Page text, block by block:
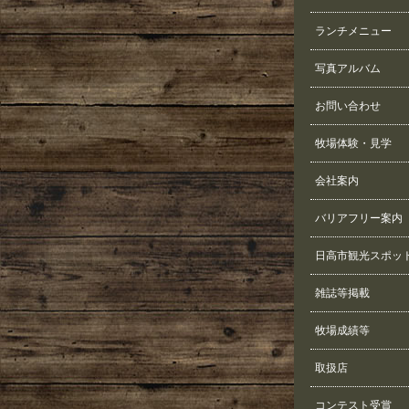
ランチメニュー
写真アルバム
お問い合わせ
牧場体験・見学
会社案内
バリアフリー案内
日高市観光スポッ
雑誌等掲載
牧場成績等
取扱店
コンテスト受賞